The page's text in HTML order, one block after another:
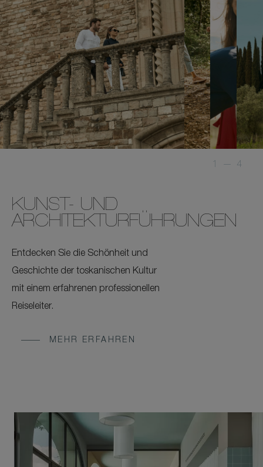
1 — 4
KUNST- UND
ARCHITEKTURFÜHRUNGEN
Entdecken Sie die Schönheit und
Geschichte der toskanischen Kultur
mit einem erfahrenen professionellen
Reiseleiter.
MEHR ERFAHREN